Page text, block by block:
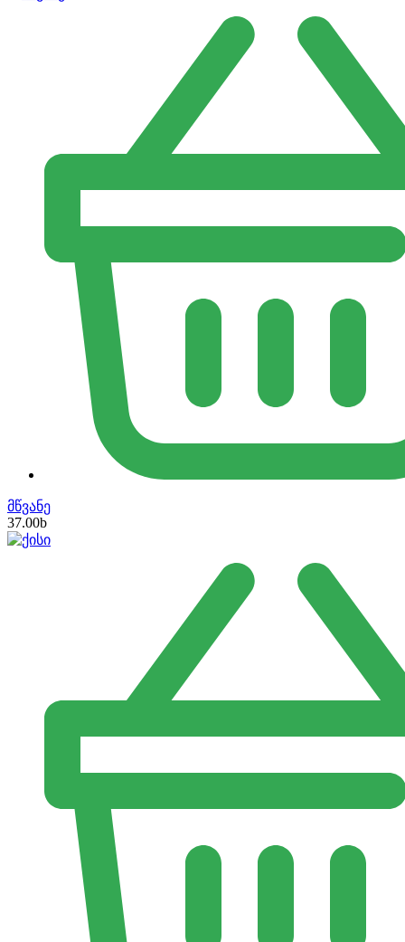
მწვანე
37.00b